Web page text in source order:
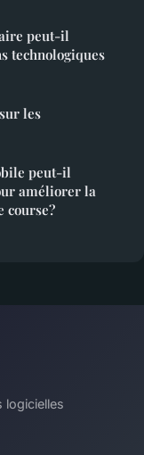
peut-il
technologiques
les
peut-il
améliorer la
course?
logicielles